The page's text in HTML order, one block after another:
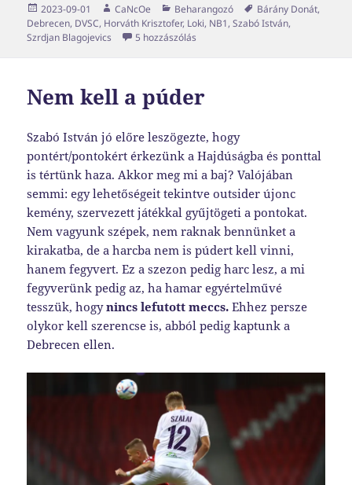
Közzétéve
2023-09-01 Szerző
CaNcOe Kategória
Beharangozó Címke
Bárány Donát,
Debrecen, DVSC, Horváth Krisztofer, Loki, NB1,Szabó István,
Szrdjan Blagojevics
5 hozzászólás
Nem kell a púder
Szabó István jó előre leszögezte, hogy
pontért/pontokért érkezünk a Hajdúságba és ponttal
is tértünk haza. Akkor meg mi a baj? Valójában
semmi: egy lehetőségeit tekintve outsider újonc
kemény, szervezett játékkal gyűjtögeti a pontokat.
Nem vagyunk szépek, nem raknak bennünket a
kirakatba, de a harcba nem is púdert kell vinni,
hanem fegyvert. Ez a szezon pedig harc lesz, a mi
fegyverünk pedig az, ha hamar egyértelművé
tesszük, hogynincs lefutott meccs. Ehhez persze
olykor kell szerencse is, abból pedig kaptunk a
Debrecen ellen.